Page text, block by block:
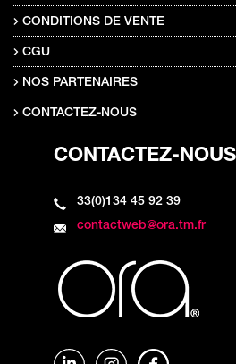
CONDITIONS DE VENTE
CGU
NOS PARTENAIRES
CONTACTEZ-NOUS
CONTACTEZ-NOUS
33(0)134 45 92 39
contactweb@ora.tm.fr